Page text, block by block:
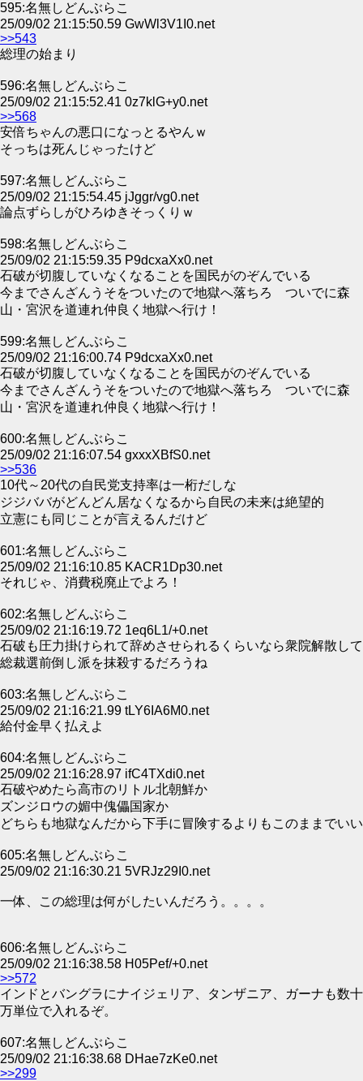
595:名無しどんぶらこ
25/09/02 21:15:50.59 GwWl3V1I0.net
>>543
総理の始まり
596:名無しどんぶらこ
25/09/02 21:15:52.41 0z7klG+y0.net
>>568
安倍ちゃんの悪口になっとるやんｗ
そっちは死んじゃったけど
597:名無しどんぶらこ
25/09/02 21:15:54.45 jJggr/vg0.net
論点ずらしがひろゆきそっくりｗ
598:名無しどんぶらこ
25/09/02 21:15:59.35 P9dcxaXx0.net
石破が切腹していなくなることを国民がのぞんでいる
今までさんざんうそをついたので地獄へ落ちろ ついでに森
山・宮沢を道連れ仲良く地獄へ行け！
599:名無しどんぶらこ
25/09/02 21:16:00.74 P9dcxaXx0.net
石破が切腹していなくなることを国民がのぞんでいる
今までさんざんうそをついたので地獄へ落ちろ ついでに森
山・宮沢を道連れ仲良く地獄へ行け！
600:名無しどんぶらこ
25/09/02 21:16:07.54 gxxxXBfS0.net
>>536
10代～20代の自民党支持率は一桁だしな
ジジババがどんどん居なくなるから自民の未来は絶望的
立憲にも同じことが言えるんだけど
601:名無しどんぶらこ
25/09/02 21:16:10.85 KACR1Dp30.net
それじゃ、消費税廃止でよろ！
602:名無しどんぶらこ
25/09/02 21:16:19.72 1eq6L1/+0.net
石破も圧力掛けられて辞めさせられるくらいなら衆院解散して
総裁選前倒し派を抹殺するだろうね
603:名無しどんぶらこ
25/09/02 21:16:21.99 tLY6IA6M0.net
給付金早く払えよ
604:名無しどんぶらこ
25/09/02 21:16:28.97 ifC4TXdi0.net
石破やめたら高市のリトル北朝鮮か
ズンジロウの媚中傀儡国家か
どちらも地獄なんだから下手に冒険するよりもこのままでいい
605:名無しどんぶらこ
25/09/02 21:16:30.21 5VRJz29I0.net
一体、この総理は何がしたいんだろう。。。。
606:名無しどんぶらこ
25/09/02 21:16:38.58 H05Pef/+0.net
>>572
インドとバングラにナイジェリア、タンザニア、ガーナも数十
万単位で入れるぞ。
607:名無しどんぶらこ
25/09/02 21:16:38.68 DHae7zKe0.net
>>299